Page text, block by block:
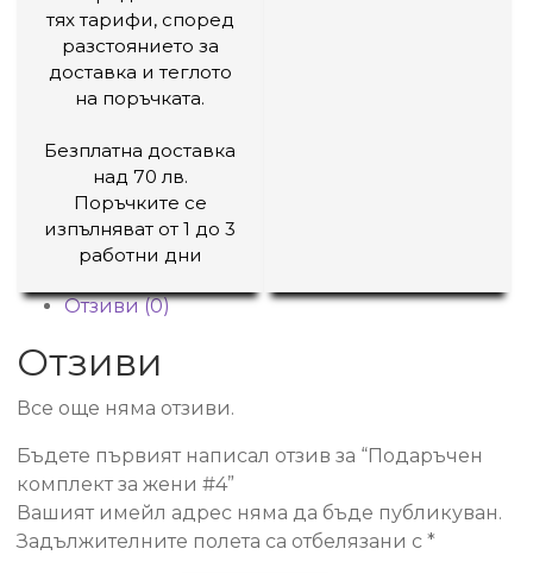
тях тарифи, според
разстоянието за
доставка и теглото
на поръчката.
Безплатна доставка
над 70 лв.
Поръчките се
изпълняват от 1 до 3
работни дни
Отзиви (0)
Отзиви
Все още няма отзиви.
Бъдете първият написал отзив за “Подаръчен
комплект за жени #4”
Вашият имейл адрес няма да бъде публикуван.
Задължителните полета са отбелязани с *